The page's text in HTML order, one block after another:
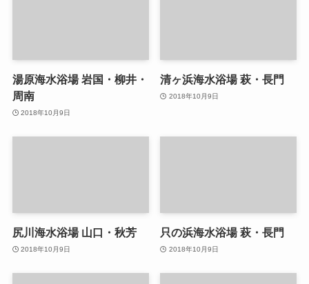
湯原海水浴場 岩国・柳井・
周南
2018年10月9日
清ヶ浜海水浴場 萩・長門
2018年10月9日
尻川海水浴場 山口・秋芳
2018年10月9日
只の浜海水浴場 萩・長門
2018年10月9日